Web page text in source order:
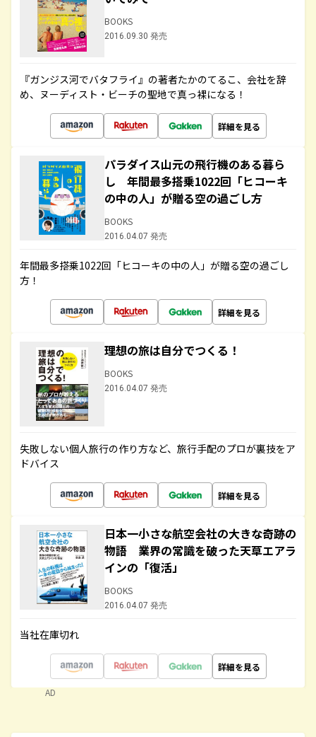
BOOKS
2016.09.30 発売
『ガンジス河でバタフライ』の著者たかのてるこ、会社を辞
め、ヌーディスト・ビーチの聖地で真っ裸になる！
詳細を見る
パラダイス山元の飛行機のある暮ら
し 年間最多搭乗1022回「ヒコーキ
の中の人」が贈る空の過ごし方
BOOKS
2016.04.07 発売
年間最多搭乗1022回「ヒコーキの中の人」が贈る空の過ごし
方！
詳細を見る
理想の旅は自分でつくる！
BOOKS
2016.04.07 発売
失敗しない個人旅行の作り方など、旅行手配のプロが裏技をア
ドバイス
詳細を見る
日本一小さな航空会社の大きな奇跡の
物語 業界の常識を破った天草エアラ
インの「復活」
BOOKS
2016.04.07 発売
当社在庫切れ
詳細を見る
AD